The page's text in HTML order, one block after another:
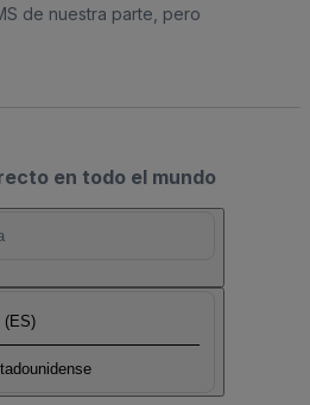
de nuestra parte, pero
en todo el mundo
(ES)